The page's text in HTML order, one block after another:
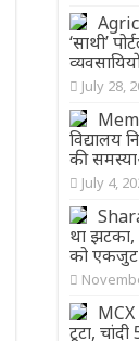
‘साथी’
July 28,
विद्यालय
की
July 4,
था झटका,
को एकजुट
MCX
टूटा,